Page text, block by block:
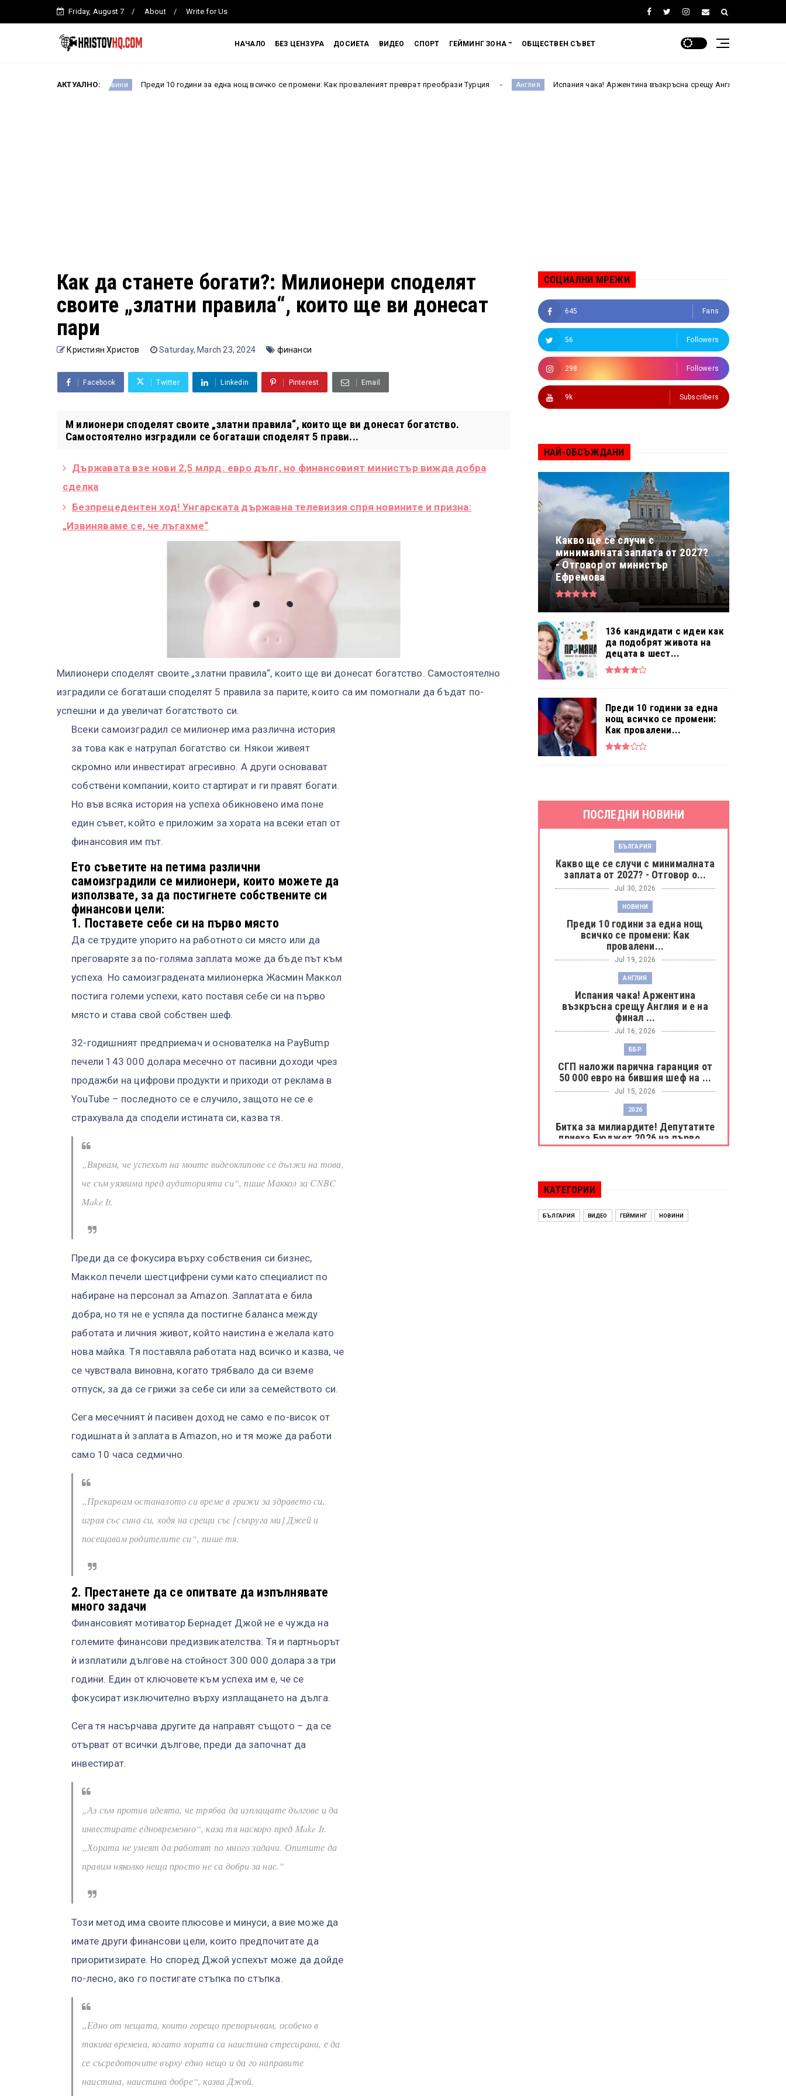
Friday, August 7 About Write for Us
НАЧАЛО БЕЗ ЦЕНЗУРА ДОСИЕТА ВИДЕО СПОРТ ГЕЙМИНГ ЗОНА ОБЩЕСТВЕН СЪВЕТ
АКТУАЛНО:
Новини Преди 10 години за една нощ всичко се промени: Как проваленият преврат преобрази Турция Англия Испания чака! Аржентина възкръсна срещу Англия и е на финал на Мондиал
Как да станете богати?: Милионери споделят
своите „златни правила“, които ще ви донесат
пари
Кристиян Христов Saturday, March 23, 2024 финанси
Facebook Twitter Linkedin Pinterest Email
М илионери споделят своите „златни правила“, които ще ви донесат богатство.
Самостоятелно изградили се богаташи споделят 5 прави...
Държавата взе нови 2,5 млрд. евро дълг, но финансовият министър вижда добра
сделка
Безпрецедентен ход! Унгарската държавна телевизия спря новините и призна:
„Извиняваме се, че лъгахме“
Милионери споделят своите „златни правила“, които ще ви донесат богатство. Самостоятелно
изградили се богаташи споделят 5 правила за парите, които са им помогнали да бъдат по-
успешни и да увеличат богатството си.
Всеки самоизградил се милионер има различна история
за това как е натрупал богатство си. Някои живеят
скромно или инвестират агресивно. А други основават
собствени компании, които стартират и ги правят богати.
Но във всяка история на успеха обикновено има поне
един съвет, който е приложим за хората на всеки етап от
финансовия им път.
Ето съветите на петима различни
самоизградили се милионери, които можете да
използвате, за да постигнете собствените си
финансови цели:
1. Поставете себе си на първо място
Да се трудите упорито на работното си място или да
преговаряте за по-голяма заплата може да бъде път към
успеха. Но самоизградената милионерка Жасмин Маккол
постига големи успехи, като поставя себе си на първо
място и става свой собствен шеф.
32-годишният предприемач и основателка на PayBump
печели 143 000 долара месечно от пасивни доходи чрез
продажби на цифрови продукти и приходи от реклама в
YouTube – последното се е случило, защото не се е
страхувала да сподели истината си, казва тя.
„Вярвам, че успехът на моите видеоклипове се дължи на това,
че съм уязвима пред аудиторията си“, пише Маккол за CNBC
Make It.
Преди да се фокусира върху собствения си бизнес,
Маккол печели шестцифрени суми като специалист по
набиране на персонал за Amazon. Заплатата е била
добра, но тя не е успяла да постигне баланса между
работата и личния живот, който наистина е желала като
нова майка. Тя поставяла работата над всичко и казва, че
се чувствала виновна, когато трябвало да си вземе
отпуск, за да се грижи за себе си или за семейството си.
Сега месечният ѝ пасивен доход не само е по-висок от
годишната ѝ заплата в Amazon, но и тя може да работи
само 10 часа седмично.
„Прекарвам останалото си време в грижи за здравето си,
играя със сина си, ходя на срещи със [съпруга ми] Джей и
посещавам родителите си“, пише тя.
2. Престанете да се опитвате да изпълнявате
много задачи
Финансовият мотиватор Бернадет Джой не е чужда на
големите финансови предизвикателства: Тя и партньорът
ѝ изплатили дългове на стойност 300 000 долара за три
години. Един от ключовете към успеха им е, че се
фокусират изключително върху изплащането на дълга.
Сега тя насърчава другите да направят същото – да се
отърват от всички дългове, преди да започнат да
инвестират.
„Аз съм против идеята, че трябва да изплащате дългове и да
инвестирате едновременно“, каза тя наскоро пред Make It.
„Хората не умеят да работят по много задачи. Опитите да
правим няколко неща просто не са добри за нас.“
Този метод има своите плюсове и минуси, а вие може да
имате други финансови цели, които предпочитате да
приоритизирате. Но според Джой успехът може да дойде
по-лесно, ако го постигате стъпка по стъпка.
„Едно от нещата, които горещо препоръчвам, особено в
такива времена, когато хората са наистина стресирани, е да
се съсредоточите върху едно нещо и да го направите
наистина, наистина добре“, казва Джой.
СОЦИАЛНИ МРЕЖИ
645 Fans
56 Followers
298 Followers
9k Subscribers
НАЙ-ОБСЪЖДАНИ
Какво ще се случи с
минималната заплата от 2027?
- Отговор от министър
Ефремова
136 кандидати с идеи как
да подобрят живота на
децата в шест...
Преди 10 години за една
нощ всичко се промени:
Как провалени...
ПОСЛЕДНИ НОВИНИ
БЪЛГАРИЯ
Какво ще се случи с минималната
заплата от 2027? - Отговор о...
Jul 30, 2026
НОВИНИ
Преди 10 години за една нощ
всичко се промени: Как
провалени...
Jul 19, 2026
АНГЛИЯ
Испания чака! Аржентина
възкръсна срещу Англия и е на
финал ...
Jul 16, 2026
ББР
СГП наложи парична гаранция от
50 000 евро на бившия шеф на ...
Jul 15, 2026
2026
Битка за милиардите! Депутатите
приеха Бюджет 2026 на първо ...
Левски разби Борац с 4:0 и
продължава в Шампионската
лига
Jul 15, 2026
КАТЕГОРИИ
БЪЛГАРИЯ ВИДЕО ГЕЙМИНГ НОВИНИ